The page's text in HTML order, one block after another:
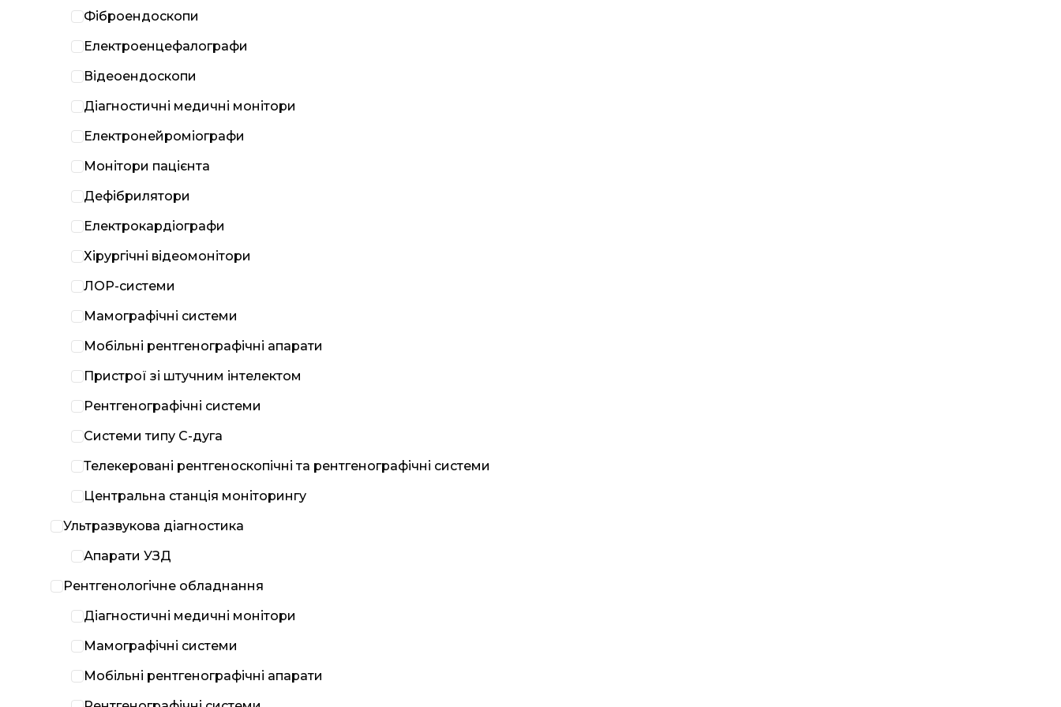
Фіброендоскопи
Електроенцефалографи
Відеоендоскопи
Діагностичні медичні монітори
Електронейроміографи
Монітори пацієнта
Дефібрилятори
Електрокардіографи
Хірургічні відеомонітори
ЛОР-системи
Мамографічні системи
Мобільні рентгенографічні апарати
Пристрої зі штучним інтелектом
Рентгенографічні системи
Системи типу С-дуга
Телекеровані рентгеноскопічні та рентгенографічні системи
Центральна станція моніторингу
Ультразвукова діагностика
Апарати УЗД
Рентгенологічне обладнання
Діагностичні медичні монітори
Мамографічні системи
Мобільні рентгенографічні апарати